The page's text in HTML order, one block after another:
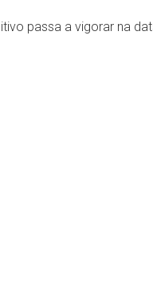
passa a vigorar na